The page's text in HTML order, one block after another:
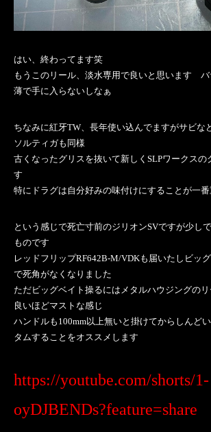
はい、終わってます笑
もうこのリール、淡水専用で良いと思います
薄で手に入らないしなぁ
ちなみに紅牙TW、長年使い込んでますがサビな
ソルティガも同様
古くなったグリスを抜いて新しくSLPワークスの
す
特にドラグは自分好みの味付けにすることが一
という感じで死亡寸前のジリオンSVですが少し
ものです
レッドフリップRF642B-M/VDKも届いたしビッ
で死角がなくなりました
ただビッグベイト操るにはメタルハウジングの
良いほどマストな感じ
ハンドルも100mm以上無いと掛けてからしんど
タムすることをオススメします
https://youtube.com/shorts/1-
oyDJBENDs?feature=share